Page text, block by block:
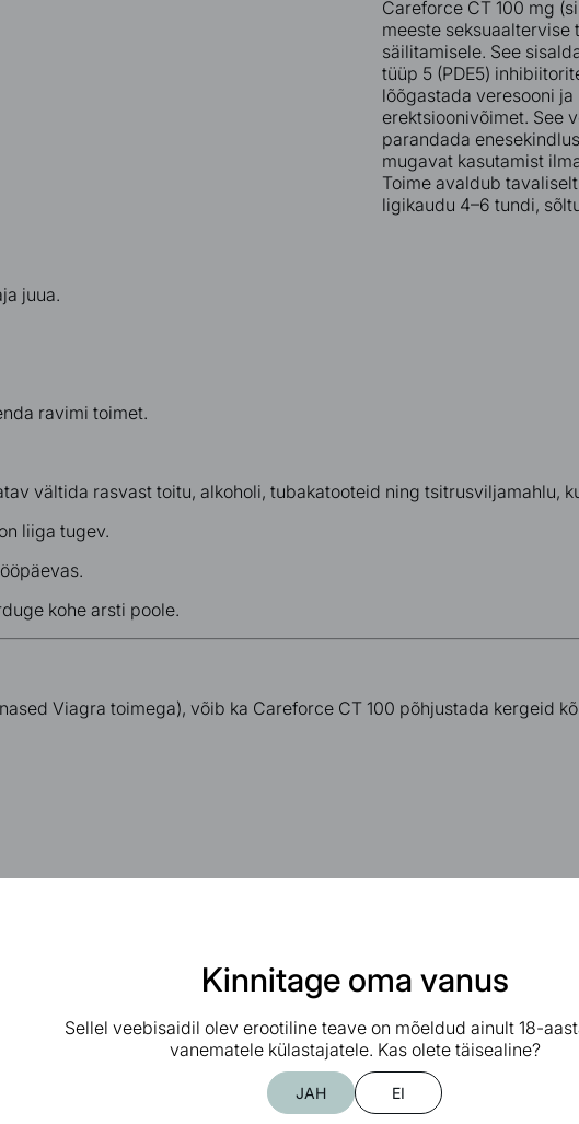
Careforce CT 100 mg
meeste seksuaaltervise
säilitamisele. See
tüüp 5 (PDE5)
lõõgastada veresooni
erektsioonivõimet. See
parandada
mugavat kasutamist
Toime avaldub
ligikaudu 4–6 tundi,
juua.
ravimi toimet.
vältida rasvast toitu, alkoholi, tubakatooteid ning tsitrusviljamahlu,
liiga tugev.
.
kohe arsti poole.
Viagra toimega), võib ka Careforce CT 100 põhjustada kergeid
Kinnitage oma vanus
Sellel veebisaidil olev erootiline teave on mõeldud ainult 18-
vanematele külastajatele. Kas olete täisealine?
JAH EI